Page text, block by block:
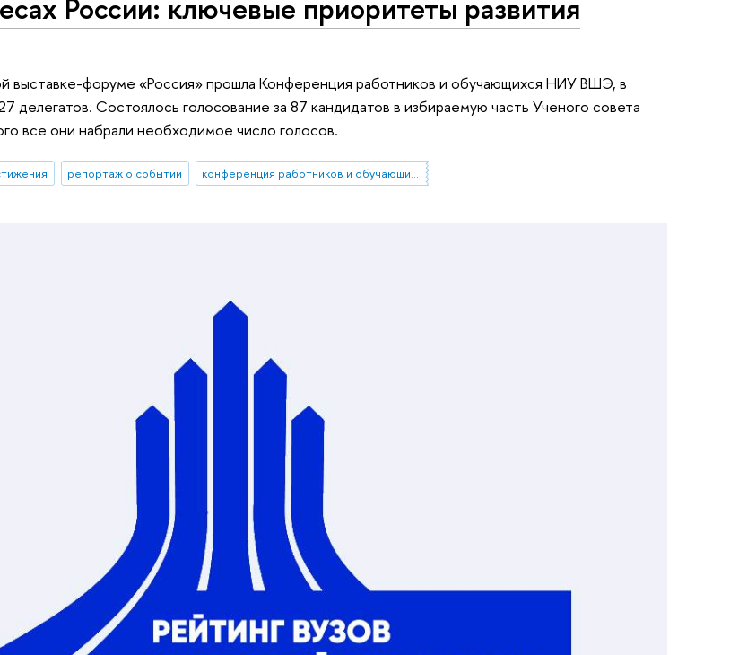
России: ключевые приоритеты развития
выставке-форуме «Россия» прошла Конференция работников и обучающихся НИУ ВШЭ, в
делегатов. Состоялось голосование за 87 кандидатов в избираемую часть Ученого совета
все они набрали необходимое число голосов.
репортаж о событии конференция работников и обучающихся НИУ ВШЭ